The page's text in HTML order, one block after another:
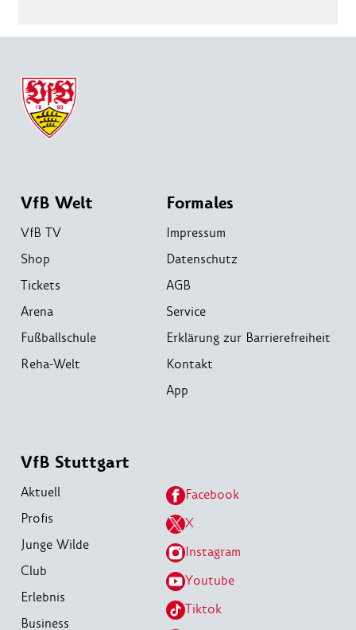
VfB Welt
VfB TV
Shop
Tickets
Arena
Fußballschule
Reha-Welt
Formales
Impressum
Datenschutz
AGB
Service
Erklärung zur Barrierefreiheit
Kontakt
App
VfB Stuttgart
Aktuell
Profis
Junge Wilde
Club
Erlebnis
Business
Facebook
X
Instagram
Youtube
Tiktok